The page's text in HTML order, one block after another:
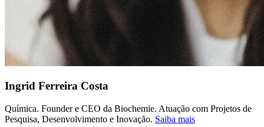
Ingrid Ferreira Costa
Química. Founder e CEO da Biochemie. Atuação com Projetos de
Pesquisa, Desenvolvimento e Inovação. Saiba mais